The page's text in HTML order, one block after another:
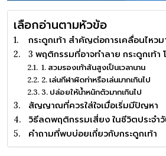
เลือกอ่านตามหัวข้อ
กระดูกเท้า สำคัญต่อการเคลื่อนไหว
3 พฤติกรรมที่อาจทำลาย กระดูกเท้า
1. สวมรองเท้าส้นสูงเป็นเวลานาน
2. เล่นกีฬาผิดท่าหรือเล่นมากเกินไป
3. ปล่อยให้น้ำหนักตัวมากเกินไป
สัญญาณที่ควรใส่ใจเมื่อเริ่มมีปัญหา
วิธีลดพฤติกรรมเสี่ยง ในชีวิตประจำ
คำถามที่พบบ่อยเกี่ยวกับกระดูกเท้า